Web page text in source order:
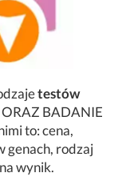
testów
ORAZ BADANIE
to: cena,
genach, rodzaj
wynik.